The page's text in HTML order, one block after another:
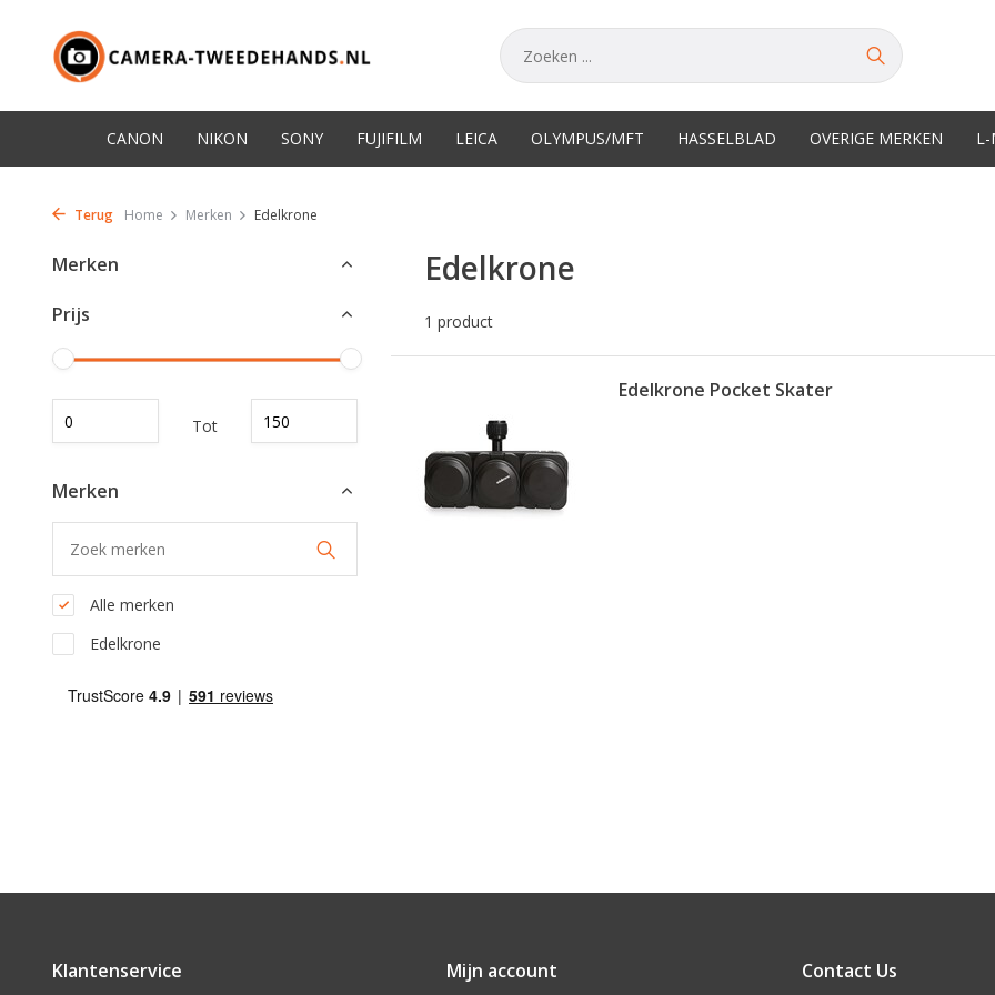
CANON NIKON SONY FUJIFILM LEICA OLYMPUS/MFT HASSELBLAD OVERIGE MERKEN L-
Terug Home Merken Edelkrone
Merken
Prijs
Tot
Merken
Alle merken
Edelkrone
Edelkrone
1 product
Edelkrone Pocket Skater
Klantenservice Mijn account Contact Us